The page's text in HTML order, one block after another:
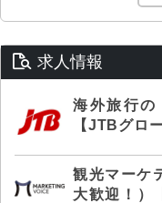
求人情報
海外旅行の
【JTBグロ
観光マーケ
大歓迎！）